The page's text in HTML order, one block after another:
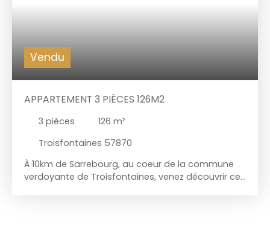
Vendu
APPARTEMENT 3 PIÈCES 126M2
3 pièces 126 m²
Troisfontaines 57870
À 10km de Sarrebourg, au coeur de la commune
verdoyante de Troisfontaines, venez découvrir cet